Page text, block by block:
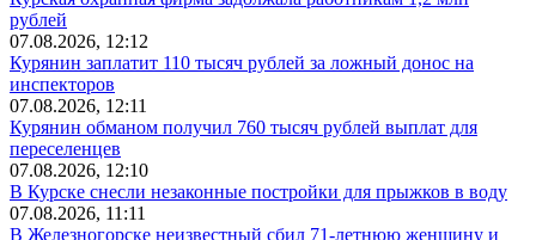
рублей
07.08.2026, 12:12
Курянин заплатит 110 тысяч рублей за ложный донос на
инспекторов
07.08.2026, 12:11
Курянин обманом получил 760 тысяч рублей выплат для
переселенцев
07.08.2026, 12:10
В Курске снесли незаконные постройки для прыжков в воду
07.08.2026, 11:11
В Железногорске неизвестный сбил 71-летнюю женщину и